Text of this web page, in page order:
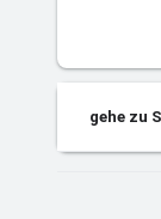
gehe zu